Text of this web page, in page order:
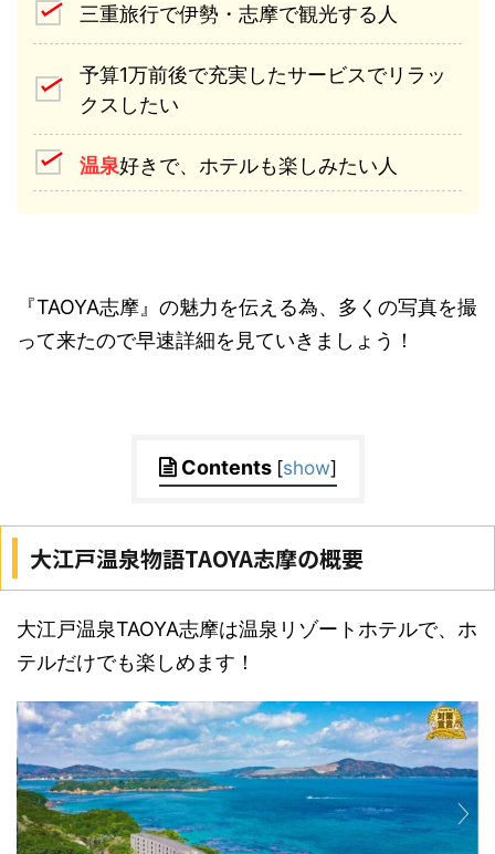
三重旅行で伊勢・志摩で観光する人
予算1万前後で充実したサービスでリラッ
クスしたい
温泉好きで、ホテルも楽しみたい人
『TAOYA志摩』の魅力を伝える為、多くの写真を撮
って来たので早速詳細を見ていきましょう！
Contents [show]
大江戸温泉物語TAOYA志摩の概要
大江戸温泉TAOYA志摩は温泉リゾートホテルで、ホ
テルだけでも楽しめます！